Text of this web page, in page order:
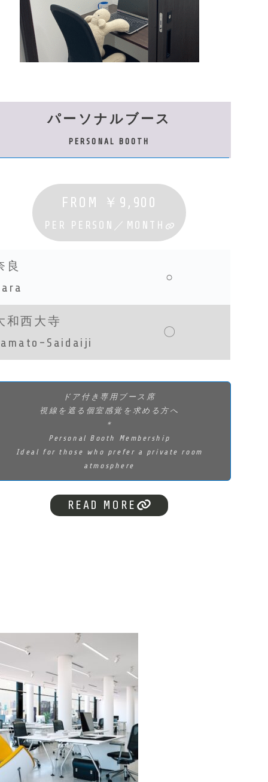
パーソナルブース
PERSONAL BOOTH
FROM ￥9,900
PER PERSON／MONTH
良
○
和西大寺
Saidaiji
〇
ドア付き専用ブース席
視線を遮る個室感覚を求める方へ
＊
Personal Booth Membership
Ideal for those who prefer a private room
atmosphere
READ MORE